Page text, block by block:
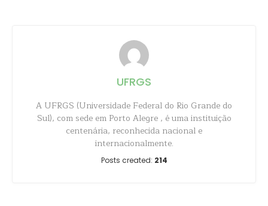
UFRGS
A UFRGS (Universidade Federal do Rio Grande do
Sul), com sede em Porto Alegre , é uma instituição
centenária, reconhecida nacional e
internacionalmente.
Posts created: 214